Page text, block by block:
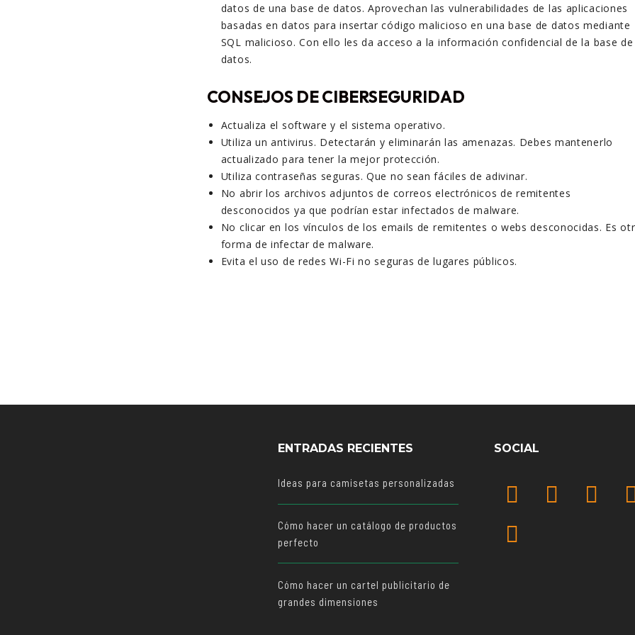
datos de una base de datos. Aprovechan las vulnerabilidades de las aplicaciones
basadas en datos para insertar código malicioso en una base de datos mediante
SQL malicioso. Con ello les da acceso a la información confidencial de la base de
datos.
CONSEJOS DE CIBERSEGURIDAD
Actualiza el software y el sistema operativo.
Utiliza un antivirus. Detectarán y eliminarán las amenazas. Debes mantenerlo
actualizado para tener la mejor protección.
Utiliza contraseñas seguras. Que no sean fáciles de adivinar.
No abrir los archivos adjuntos de correos electrónicos de remitentes
desconocidos ya que podrían estar infectados de malware.
No clicar en los vínculos de los emails de remitentes o webs desconocidas. Es
forma de infectar de malware.
Evita el uso de redes Wi-Fi no seguras de lugares públicos.
ENTRADAS RECIENTES
Ideas para camisetas personalizadas
Cómo hacer un catálogo de productos
perfecto
Cómo hacer un cartel publicitario de
grandes dimensiones
SOCIAL